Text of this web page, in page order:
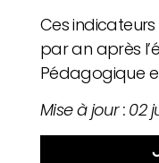
Ces indicateurs
par an après
Pédagogique
Mise à jour : 02